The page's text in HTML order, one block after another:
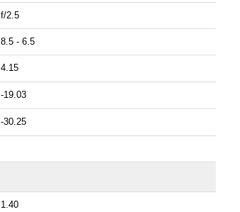
f/2.5
8.5 - 6.5
4.15
-19.03
-30.25
1.40